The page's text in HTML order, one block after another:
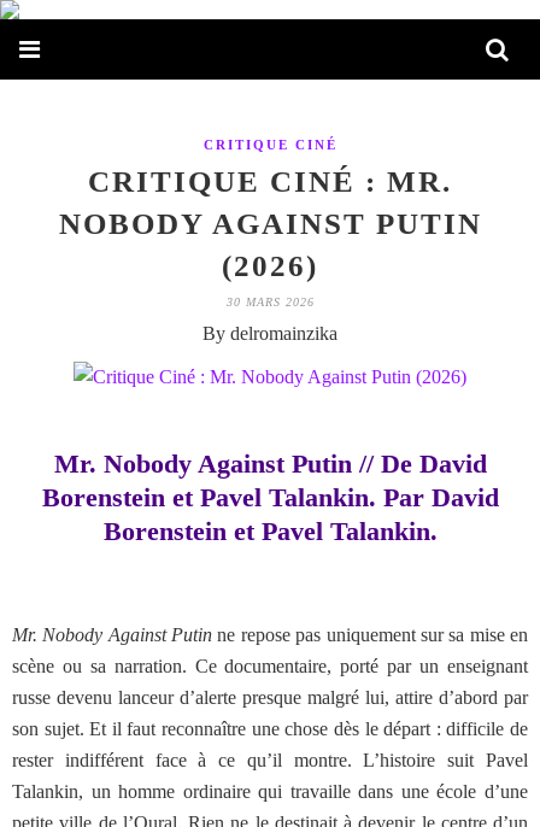
CRITIQUE CINÉ
CRITIQUE CINÉ : MR.
NOBODY AGAINST PUTIN
(2026)
30 MARS 2026
By delromainzika
Mr. Nobody Against Putin // De David
Borenstein et Pavel Talankin. Par David
Borenstein et Pavel Talankin.
Mr. Nobody Against Putin ne repose pas uniquement sur sa mise en
scène ou sa narration. Ce documentaire, porté par un enseignant
russe devenu lanceur d’alerte presque malgré lui, attire d’abord par
son sujet. Et il faut reconnaître une chose dès le départ : difficile de
rester indifférent face à ce qu’il montre. L’histoire suit Pavel
Talankin, un homme ordinaire qui travaille dans une école d’une
petite ville de l’Oural. Rien ne le destinait à devenir le centre d’un